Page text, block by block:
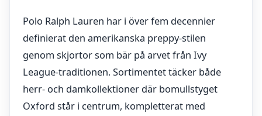
Polo Ralph Lauren har i över fem decennier
definierat den amerikanska preppy-stilen
genom skjortor som bär på arvet från Ivy
League-traditionen. Sortimentet täcker både
herr- och damkollektioner där bomullstyget
Oxford står i centrum, kompletterat med